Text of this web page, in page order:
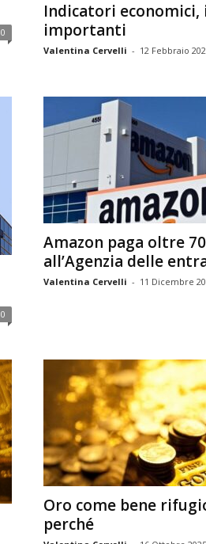
0
Indicatori economici,
importanti
Valentina Cervelli - 12 Febbraio
0
Amazon paga oltre
all’Agenzia delle
Valentina Cervelli - 11 Dicembre
Oro come bene
perché